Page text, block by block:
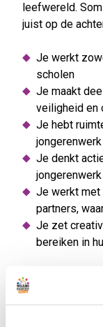
leefwereld.
juist op de
Je werkt
scholen
Je maakt
veiligheid en
Je hebt
Je denkt
Je werkt met
partners,
Je zet
bereiken in
Wie wij
Je voelt je thuis